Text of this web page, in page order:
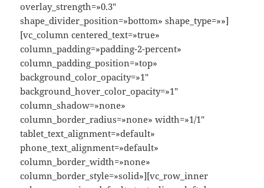
overlay_strength=»0.3″
shape_divider_position=»bottom» shape_type=»»]
[vc_column centered_text=»true»
column_padding=»padding-2-percent»
column_padding_position=»top»
background_color_opacity=»1″
background_hover_color_opacity=»1″
column_shadow=»none»
column_border_radius=»none» width=»1/1″
tablet_text_alignment=»default»
phone_text_alignment=»default»
column_border_width=»none»
column_border_style=»solid»][vc_row_inner